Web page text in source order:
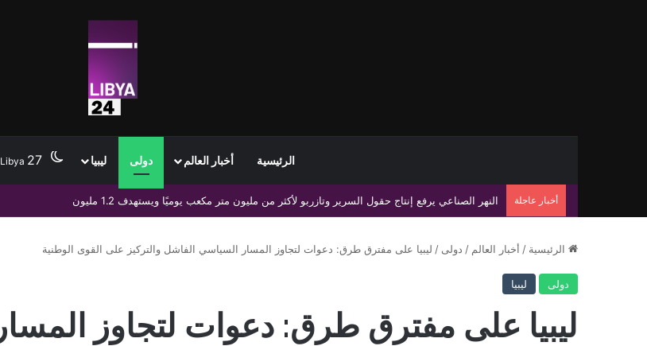
الرئيسية أخبار العالم دولى ليبيا Libya 27
أخبار عاجلة نقابة موظفي العدل تحذر من صفحات وهمية تنتحل اسمها وتؤكد ملاحقة منتحلي الصفة قانونيًا
الرئيسية / أخبار العالم / دولى / ليبيا على مفترق طرق: دعوات لتجاوز المسار السياسي الفاشل والتركيز على القوى الوطنية
دولى ليبيا
ليبيا على مفترق طرق: دعوات لتجاوز المسار